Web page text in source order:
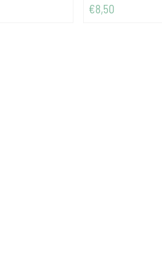
Prijs: 8,50
€8,50